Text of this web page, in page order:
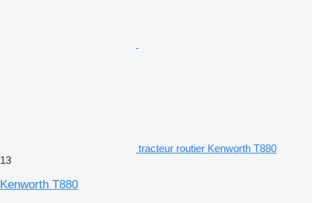
tracteur routier Kenworth T880
13
Kenworth T880